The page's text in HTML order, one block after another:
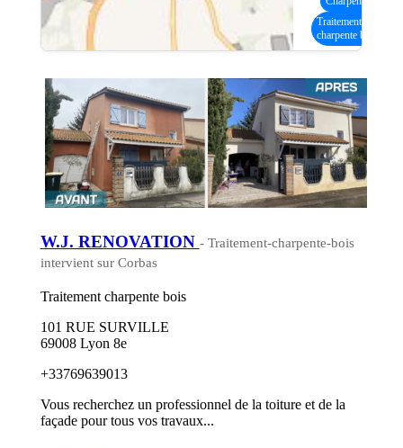
Traitement
charpente bois
W.J. RENOVATION - Traitement-charpente-bois
intervient sur Corbas
Traitement charpente bois
101 RUE SURVILLE
69008 Lyon 8e
+33769639013
Vous recherchez un professionnel de la toiture et de la
façade pour tous vos travaux...